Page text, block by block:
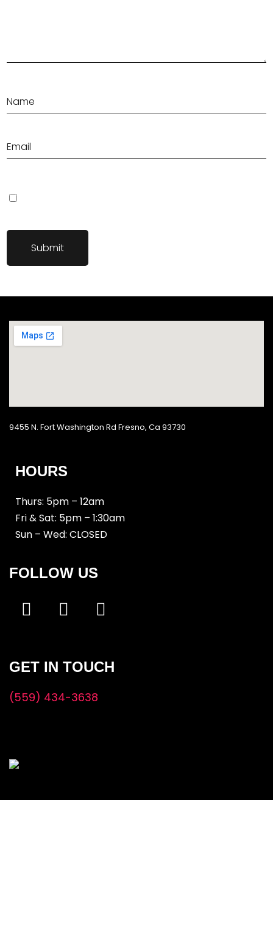
GET IN TOUCH
(559) 434-3638
FOLLOW US
HOURS
Thurs: 5pm – 12am
Fri & Sat: 5pm – 1:30am
Sun – Wed: CLOSED
9455 N. Fort Washington Rd Fresno, Ca 93730